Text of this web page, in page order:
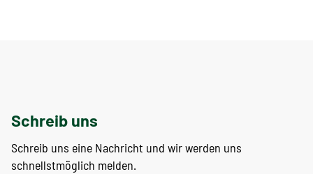
Schreib uns
Schreib uns eine Nachricht und wir werden uns
schnellstmöglich melden.